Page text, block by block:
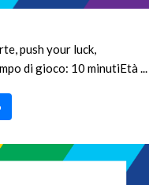
push your luck,
di gioco: 10 minutiEtà ...